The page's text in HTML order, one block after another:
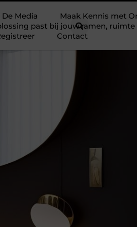
De Media
Maak Kennis met
past bij jouw ramen,
Contact